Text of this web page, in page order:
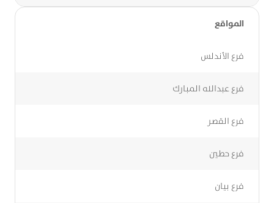
المواقع
فرع الأندلس
فرع عبدالله المبارك
فرع القصر
فرع حطين
فرع بيان